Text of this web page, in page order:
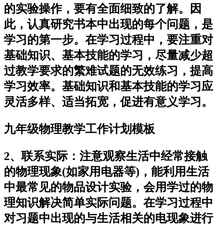
的实验操作，要有全面细致的了解。因
此，认真研究书本中出现的每个问题，是
学习的第一步。在学习过程中，要注重对
基础知识、基本技能的学习，尽量减少超
过教学要求的繁难试题的无效练习，提高
学习效率。基础知识和基本技能的学习应
灵活多样、适当拓宽，促进有意义学习。
九年级物理教学工作计划模板
2、联系实际：注意观察生活中经常接触
的物理现象(如家用电器等)，能利用生活
中最常见的物品设计实验，会用学过的物
理知识解决简单实际问题。在学习过程中
对习题中出现的与生活相关的电现象进行